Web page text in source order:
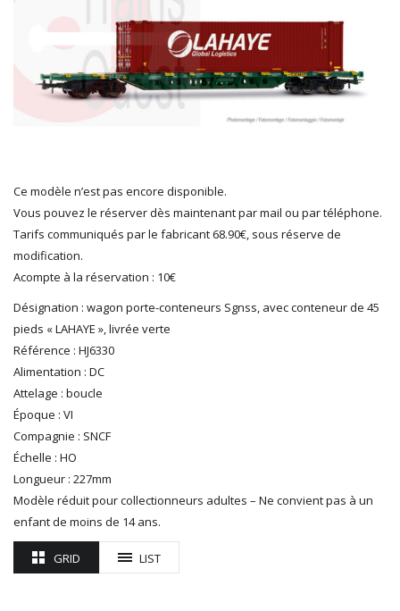
HUMBROL
ITALERI
JOUEF
KOLIBRI
NOVATEUR MODELES
PECO
PIKO
PN SUD MODELISME
REE
RÉGIONS ET COMPAGNIES
ROCO
ROTOMAGUS
ROUTE 87
SAI
Ce modèle n’est pas encore disponible.
Vous pouvez le réserver dès maintenant par mail ou par téléphone.
Tarifs communiqués par le fabricant 68.90€, sous réserve de
modification.
Acompte à la réservation : 10€
Désignation : wagon porte-conteneurs Sgnss, avec conteneur de 45
pieds « LAHAYE », livrée verte
Référence : HJ6330
Alimentation : DC
Attelage : boucle
Époque : VI
Compagnie : SNCF
Échelle : HO
Longueur : 227mm
Modèle réduit pour collectionneurs adultes – Ne convient pas à un
enfant de moins de 14 ans.
GRID LIST